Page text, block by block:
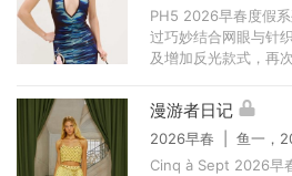
PH5 2026早春度假
过巧妙结合网眼与针
及增加反光款式，再
漫游者日记
2026早春 | 鱼一，
Cinq à Sept 2026早